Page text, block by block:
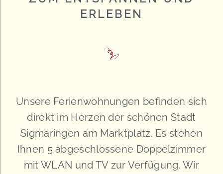
ERLEBEN
Unsere Ferienwohnungen befinden sich
direkt im Herzen der schönen Stadt
Sigmaringen am Marktplatz. Es stehen
Ihnen 5 abgeschlossene Doppelzimmer
mit WLAN und TV zur Verfügung. Wir